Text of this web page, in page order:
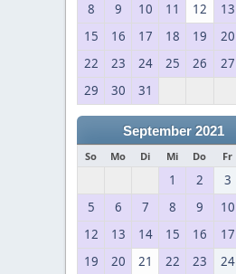
8
9 10 11 12 13
15
16 17 18 19 20
22
23 24 25 26 27
29
30 31
September 2021
So Mo Di Mi Do Fr
1 2 3
5
6 7 8 9 10
12
13 14 15 16 17
19
20 21 22 23 24